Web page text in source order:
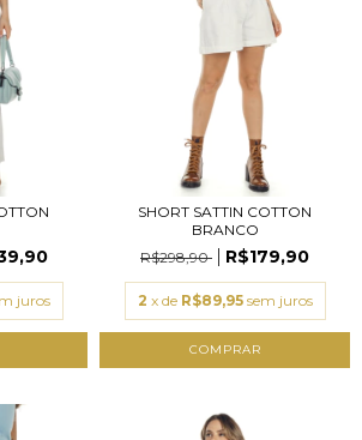
juros
SHORT SATTIN COTTON
BRANCO
R$298,90
R$179,90
2 x de R$89,95 sem juros
COMPRAR